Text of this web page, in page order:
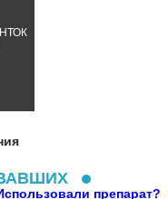
препарат?